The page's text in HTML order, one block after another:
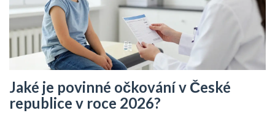
Jaké je povinné očkování v České
republice v roce 2026?